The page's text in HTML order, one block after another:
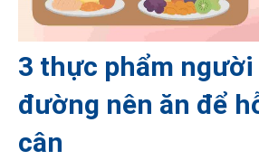
3 thực phẩm
đường nên ăn để
cân